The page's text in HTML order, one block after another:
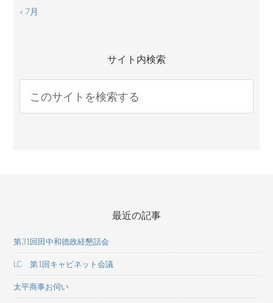
« 7月
サイト内検索
最近の記事
第31回田中和德政経懇話会
LC 第1回キャビネット会議
太平商事お伺い